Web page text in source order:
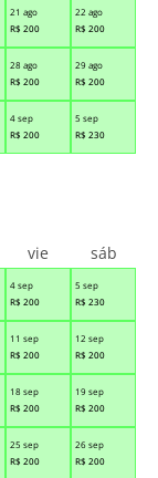
21 ago
R$ 200
22 ago
R$ 200
28 ago
R$ 200
29 ago
R$ 200
4 sep
R$ 200
5 sep
R$ 230
4 sep
R$ 200
5 sep
R$ 230
11 sep
R$ 200
12 sep
R$ 200
18 sep
R$ 200
19 sep
R$ 200
25 sep
R$ 200
26 sep
R$ 200
vie sáb